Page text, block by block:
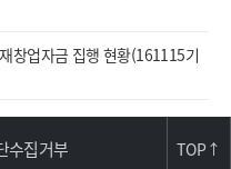
창업자금 집행 현황(161115기
수집거부 TOP ↑